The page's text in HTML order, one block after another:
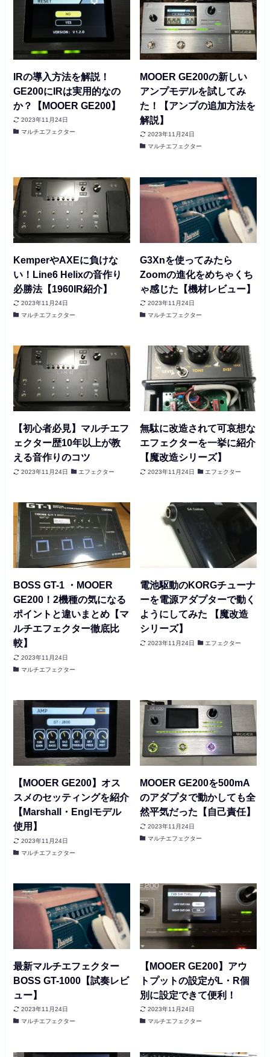
IRの導入方法を解説！
GE200にIRは実用的なの
か？【MOOER GE200】
2023年11月24日
マルチエフェクター
MOOER GE200の新しい
アンプモデルを試してみ
た！【アンプの追加方法を
解説】
2023年11月24日
マルチエフェクター
KemperやAXEに負けな
い！Line6 Helixの音作り
必勝法【1960IR紹介】
2023年11月24日
マルチエフェクター
G3Xnを使ってみたら
Zoomの進化をめちゃくち
ゃ感じた【機材レビュー】
2023年11月24日
マルチエフェクター
【初心者必見】マルチエフ
ェクター歴10年以上が教
える音作りのコツ
2023年11月24日 エフェクター
無駄に改造されて可哀想な
エフェクターを一挙に紹介
【魔改造シリーズ】
2023年11月24日 エフェクター
BOSS GT-1 ・MOOER
GE200！2機種の気になる
ポイントと違いまとめ【マ
ルチエフェクター徹底比
較】
2023年11月24日
マルチエフェクター
電池駆動のKORGチューナ
ーを電源アダプターで動く
ようにしてみた 【魔改造
シリーズ】
2023年11月24日 エフェクター
【MOOER GE200】オス
スメのセッティングを紹介
【Marshall・Englモデル
使用】
2023年11月24日
マルチエフェクター
MOOER GE200を500mA
のアダプタで動かしても全
然平気だった【自己責任】
2023年11月24日
マルチエフェクター
最新マルチエフェクター
BOSS GT-1000【試奏レビ
ュー】
2023年11月24日
マルチエフェクター
【MOOER GE200】アウ
トプットの設定がL・R個
別に設定できて便利！
2023年11月24日
マルチエフェクター